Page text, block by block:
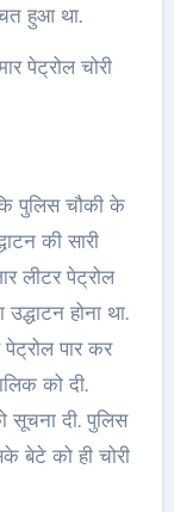
हुआ था.
पेट्रोल चोरी
पुलिस चौकी के
की सारी
लीटर पेट्रोल
होना था.
पार कर
को दी.
सूचना दी. पुलिस
बेटे को ही चोरी